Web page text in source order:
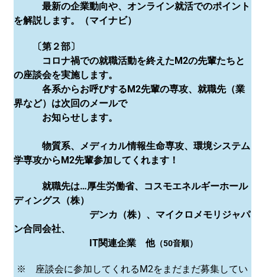
最新の企業動向や、オンライン就活でのポイント
を解説します。（マイナビ）
〔第２部〕
コロナ禍での就職活動を終えたM2の先輩たちと
の座談会を実施します。
各系からお呼びするM2先輩の専攻、就職先（業
界など）は次回のメールで
お知らせします。
物質系、メディカル情報生命専攻、環境システム
学専攻からM2先輩参加してくれます！
就職先は…厚生労働省、コスモエネルギーホール
ディングス（株）
デンカ（株）、マイクロメモリジャパ
ン合同会社、
IT関連企業 他（50音順）
※ 座談会に参加してくれるM2をまだまだ募集してい